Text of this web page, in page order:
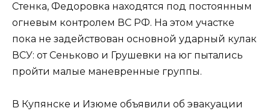
Стенка, Федоровка находятся под постоянным
огневым контролем ВС РФ. На этом участке
пока не задействован основной ударный кулак
ВСУ: от Сеньково и Грушевки на юг пытались
пройти малые маневренные группы.
В Купянске и Изюме объявили об эвакуации